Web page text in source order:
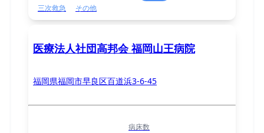
三次救急
その他
医療法人社団高邦会 福岡山王病院
福岡県福岡市早良区百道浜3-6-45
病床数